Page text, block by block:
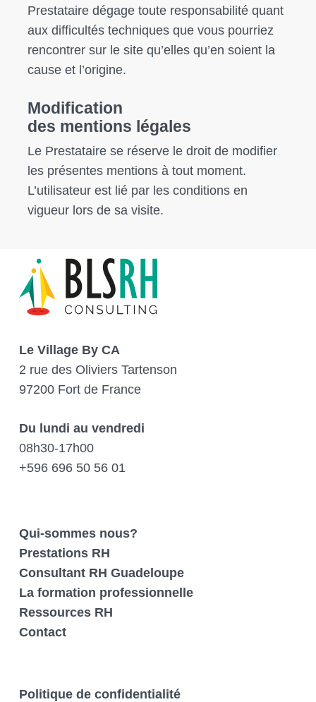
Prestataire dégage toute responsabilité quant
aux difficultés techniques que vous pourriez
rencontrer sur le site qu’elles qu’en soient la
cause et l’origine.
Modification
des mentions légales
Le Prestataire se réserve le droit de modifier
les présentes mentions à tout moment.
L’utilisateur est lié par les conditions en
vigueur lors de sa visite.
Le Village By CA
2 rue des Oliviers Tartenson
97200 Fort de France
Du lundi au vendredi
08h30-17h00
+596 696 50 56 01
Qui-sommes nous?
Prestations RH
Consultant RH Guadeloupe
La formation professionnelle
Ressources RH
Contact
Politique de confidentialité